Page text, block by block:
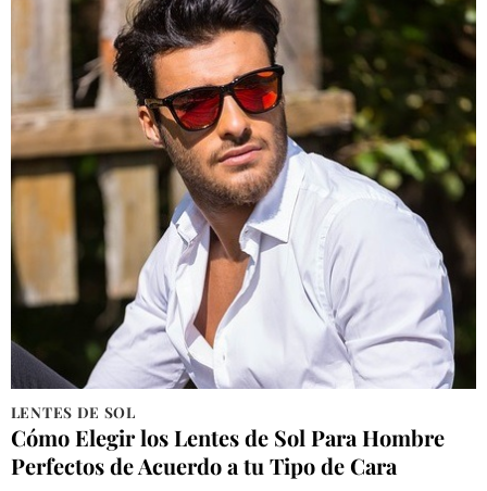
LENTES DE SOL
Cómo Elegir los Lentes de Sol Para Hombre
Perfectos de Acuerdo a tu Tipo de Cara